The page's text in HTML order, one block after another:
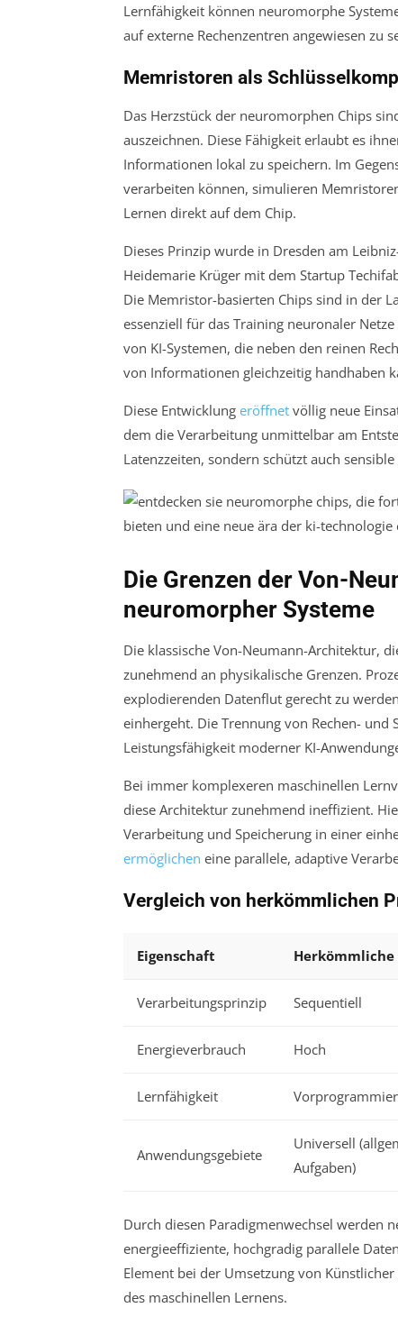
Lernfähigkeit können neuromorphe
auf externe Rechenzentren angewiesen zu
Memristoren als
Das Herzstück der neuromorphen Chips
auszeichnen. Diese Fähigkeit erlaubt es
Informationen lokal zu speichern. Im
verarbeiten können, simulieren
Lernen direkt auf dem Chip.
Dieses Prinzip wurde in Dresden am
Heidemarie Krüger mit dem Startup
Die Memristor-basierten Chips sind in der
essenziell für das Training neuronaler
von KI-Systemen, die neben den reinen
von Informationen gleichzeitig handhaben
Diese Entwicklung eröffnet völlig neue
dem die Verarbeitung unmittelbar am
Latenzzeiten, sondern schützt auch
Die Grenzen der Von-
neuromorpher Systeme
Die klassische Von-Neumann-Architektur,
zunehmend an physikalische Grenzen.
explodierenden Datenflut gerecht zu
einhergeht. Die Trennung von Rechen-
Leistungsfähigkeit moderner KI-
Bei immer komplexeren maschinellen
diese Architektur zunehmend ineffizient.
Verarbeitung und Speicherung in einer
ermöglichen eine parallele, adaptive
Vergleich von herkömmlichen
Eigenschaft Herkömmliche
Verarbeitungsprinzip Sequentiell
Energieverbrauch Hoch
Lernfähigkeit
Anwendungsgebiete
Universell
Aufgaben)
Durch diesen Paradigmenwechsel werden
energieeffiziente, hochgradig parallele
Element bei der Umsetzung von
des maschinellen Lernens.